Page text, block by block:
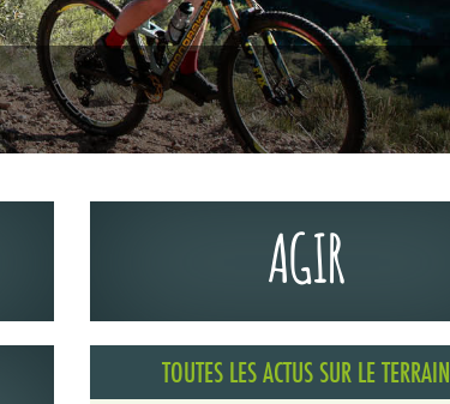
AGIR
TOUTES LES ACTUS SUR LE TERRAIN